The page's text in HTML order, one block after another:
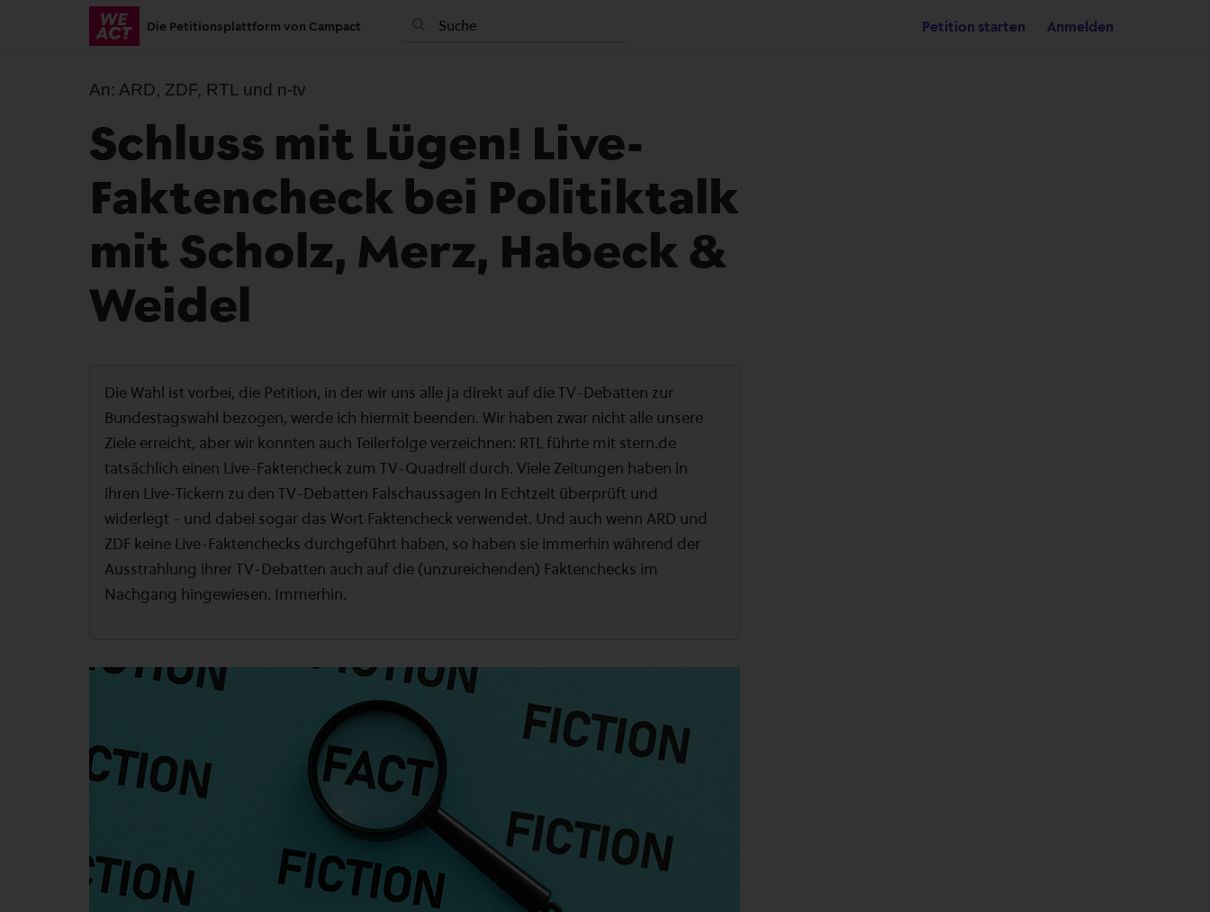
Die Petitionsplattform von Campact Petition starten Anmelden
An: ARD, ZDF, RTL und n-tv
Schluss mit Lügen! Live-
Faktencheck bei Politiktalk
mit Scholz, Merz, Habeck &
Weidel
Die Wahl ist vorbei, die Petition, in der wir uns alle ja direkt auf die TV-Debatten zur
Bundestagswahl bezogen, werde ich hiermit beenden. Wir haben zwar nicht alle unsere
Ziele erreicht, aber wir konnten auch Teilerfolge verzeichnen: RTL führte mit stern.de
tatsächlich einen Live-Faktencheck zum TV-Quadrell durch. Viele Zeitungen haben in
ihren Live-Tickern zu den TV-Debatten Falschaussagen in Echtzeit überprüft und
widerlegt - und dabei sogar das Wort Faktencheck verwendet. Und auch wenn ARD und
ZDF keine Live-Faktenchecks durchgeführt haben, so haben sie immerhin während der
Ausstrahlung ihrer TV-Debatten auch auf die (unzureichenden) Faktenchecks im
Nachgang hingewiesen. Immerhin.